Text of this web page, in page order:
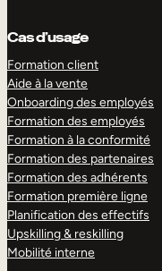
Cas d’usage
Formation client
Aide à la vente
Onboarding des employés
Formation des employés
Formation à la conformité
Formation des partenaires
Formation des adhérents
Formation première ligne
Planification des effectifs
Upskilling & reskilling
Mobilité interne